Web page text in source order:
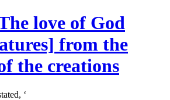
love of God
from the
the creations
‘